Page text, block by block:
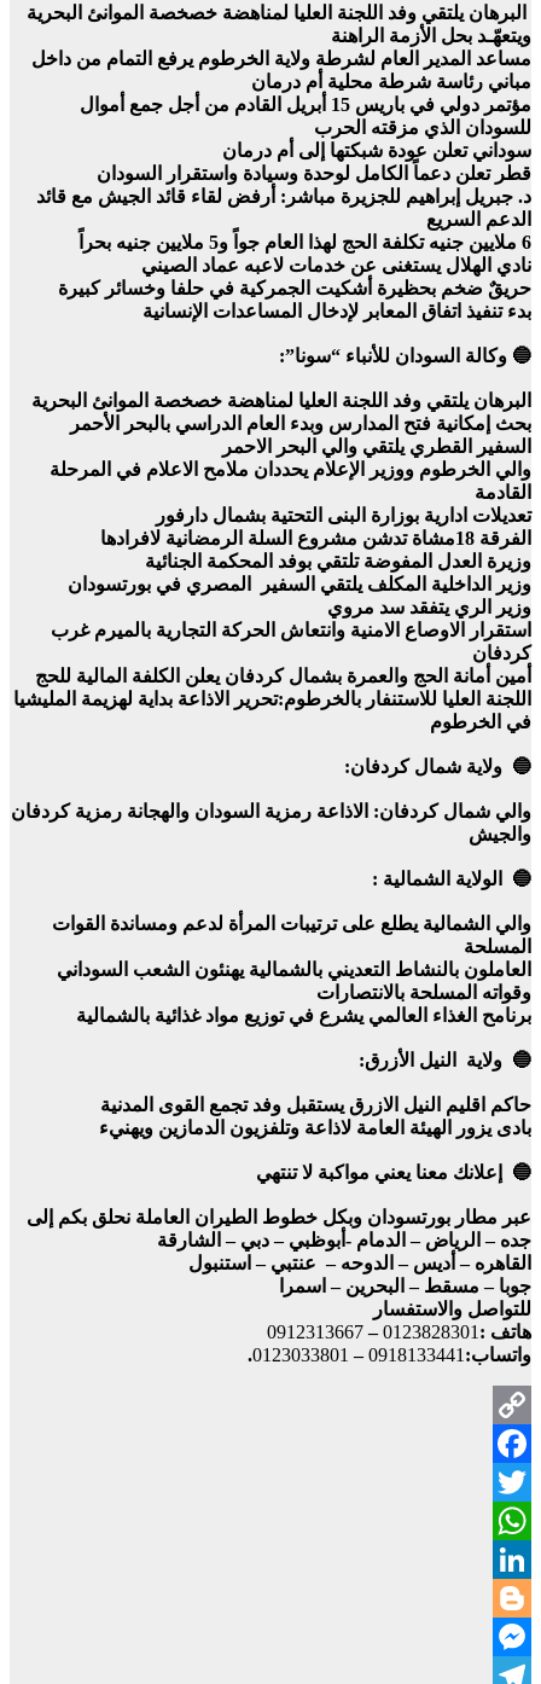
البرهان يلتقي وفد اللجنة العليا لمناهضة خصخصة الموانئ البحرية
ويتعهّـد بحل الأزمة الراهنة
مساعد المدير العام لشرطة ولاية الخرطوم يرفع التمام من داخل
مباني رئاسة شرطة محلية أم درمان
مؤتمر دولي في باريس 15 أبريل القادم من أجل جمع أموال
للسودان الذي مزقته الحرب
سوداني تعلن عودة شبكتها إلى أم درمان
قطر تعلن دعماً الكامل لوحدة وسيادة واستقرار السودان
د. جبريل إبراهيم للجزيرة مباشر: أرفض لقاء قائد الجيش مع قائد
الدعم السريع
6 ملايين جنيه تكلفة الحج لهذا العام جواً و5 ملايين جنيه بحراً
نادي الهلال يستغنى عن خدمات لاعبه عماد الصيني
حريقٌ ضخم بحظيرة أشكيت الجمركية في حلفا وخسائر كبيرة
بدء تنفيذ اتفاق المعابر لإدخال المساعدات الإنسانية
🔵 وكالة السودان للأنباء “سونا”:
البرهان يلتقي وفد اللجنة العليا لمناهضة خصخصة الموانئ البحرية
بحث إمكانية فتح المدارس وبدء العام الدراسي بالبحر الأحمر
السفير القطري يلتقي والي البحر الاحمر
والي الخرطوم ووزير الإعلام يحددان ملامح الاعلام في المرحلة
القادمة
تعديلات ادارية بوزارة البنى التحتية بشمال دارفور
الفرقة 18مشاة تدشن مشروع السلة الرمضانية لافرادها
وزيرة العدل المفوضة تلتقي بوفد المحكمة الجنائية
وزير الداخلية المكلف يلتقي السفير المصري في بورتسودان
وزير الري يتفقد سد مروي
استقرار الاوصاع الامنية وانتعاش الحركة التجارية بالميرم غرب
كردفان
أمين أمانة الحج والعمرة بشمال كردفان يعلن الكلفة المالية للحج
اللجنة العليا للاستنفار بالخرطوم:تحرير الاذاعة بداية لهزيمة المليشيا
في الخرطوم
🔵 ولاية شمال كردفان:
والي شمال كردفان: الاذاعة رمزية السودان والهجانة رمزية كردفان
والجيش
🔵 الولاية الشمالية :
والي الشمالية يطلع على ترتيبات المرأة لدعم ومساندة القوات
المسلحة
العاملون بالنشاط التعديني بالشمالية يهنئون الشعب السوداني
وقواته المسلحة بالانتصارات
برنامح الغذاء العالمي يشرع في توزيع مواد غذائية بالشمالية
🔵 ولاية النيل الأزرق:
حاكم اقليم النيل الازرق يستقبل وفد تجمع القوى المدنية
بادى يزور الهيئة العامة لاذاعة وتلفزيون الدمازين ويهنيء
🔵 إعلانك معنا يعني مواكبة لا تنتهي
عبر مطار بورتسودان وبكل خطوط الطيران العاملة نحلق بكم إلى
جده – الرياض – الدمام -أبوظبي – دبي – الشارقة
القاهره – أديس – الدوحه – عنتبي – استنبول
جوبا – مسقط – البحرين – اسمرا
للتواصل والاستفسار
هاتف : 0123828301
–
0912313667
واتساب: 0918133441
–
0123033801
.
Copy
Link
Facebook
Twitter
WhatsApp
LinkedIn
Blogger
Messenger